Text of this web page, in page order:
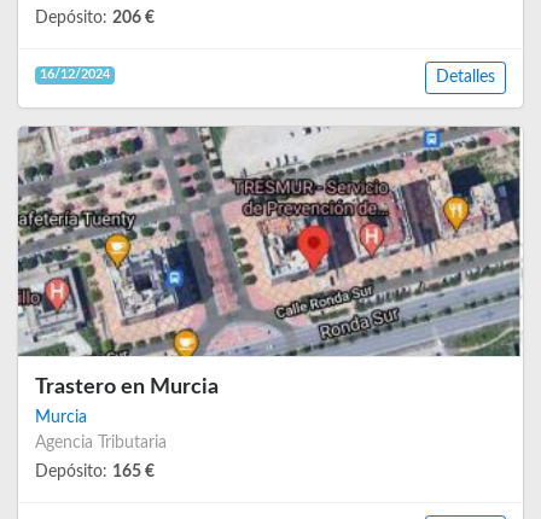
Depósito: 206 €
16/12/2024 Detalles
Trastero en Murcia
Murcia
Agencia Tributaria
Depósito: 165 €